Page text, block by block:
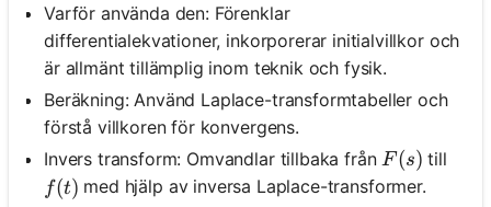
Varför använda den: Förenklar
differentialekvationer, inkorporerar initialvillkor och
är allmänt tillämplig inom teknik och fysik.
Beräkning: Använd Laplace-transformtabeller och
förstå villkoren för konvergens.
Invers transform: Omvandlar tillbaka från F(s)
F (s) till
f(t)
f(t) med hjälp av inversa Laplace-transformer.